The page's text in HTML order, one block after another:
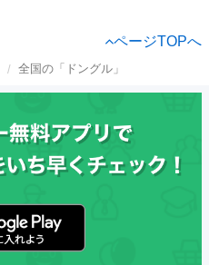
ページTOPへ
全国の「ドングル」